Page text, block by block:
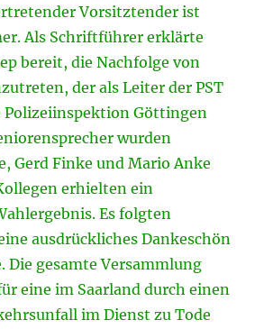
Vorsitztender ist
Als Schriftführer erklärte
bereit, die Nachfolge von
der als Leiter der PST
Polizeiinspektion Göttingen
wurden
Gerd Finke und Mario Anke
erhielten ein
Es folgten
ausdrückliches Dankeschön
Die gesamte Versammlung
eine im Saarland durch einen
im Dienst zu Tode